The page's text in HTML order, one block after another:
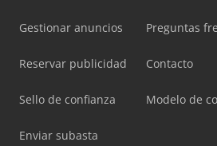
Gestionar anuncios
Reservar publicidad
Sello de confianza
Enviar subasta
Preguntas
Contacto
Modelo de